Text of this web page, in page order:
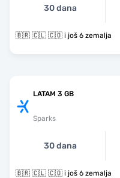
30 dana
🇧🇷 🇨🇱 🇨🇴 i još 6 zemalja
LATAM 3 GB
Sparks
30 dana
🇧🇷 🇨🇱 🇨🇴 i još 6 zemalja